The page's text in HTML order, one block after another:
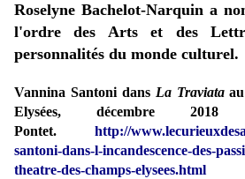
Roselyne Bachelot-Narquin a
l'ordre des Arts et des
personnalités du monde culturel.
Vannina Santoni dans La Traviataau
Elysées, décembre
Pontet. http://
santoni-dans-l-incandescence-des-
theatre-des-champs-elysees.html